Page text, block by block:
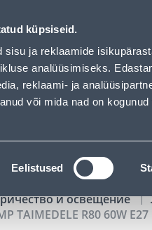
küpsiseid.
sisu ja reklaamide
analüüsimiseks.
reklaami- ja
või mida nad on
Eelistused
Обслуживание частных
КАТАЛОГИ
и освещение
TAIMEDELE R80 60W E27